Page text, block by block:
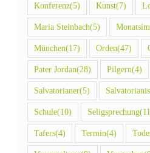
Konferenz(5) Kunst(7)
Maria Steinbach(5)
München(17) Orden(47)
Pater Jordan(28) Pilgern(4)
Salvatorianer(5)
Schule(10) Seligsprechung
Tafers(4) Termin(4)